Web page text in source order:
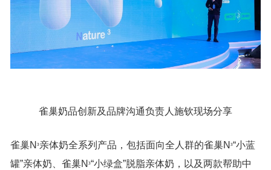
雀巢奶品创新及品牌沟通负责人施钦现场分享
雀巢N ³亲体奶全系列产品，包括面向全人群的雀巢N ³“小蓝
罐”亲体奶、雀巢N ³“小绿盒”脱脂亲体奶，以及两款帮助中